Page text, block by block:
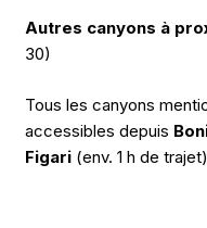
Autres canyons à
30)
Tous les canyons
accessibles depuis
Figari(env. 1 h de